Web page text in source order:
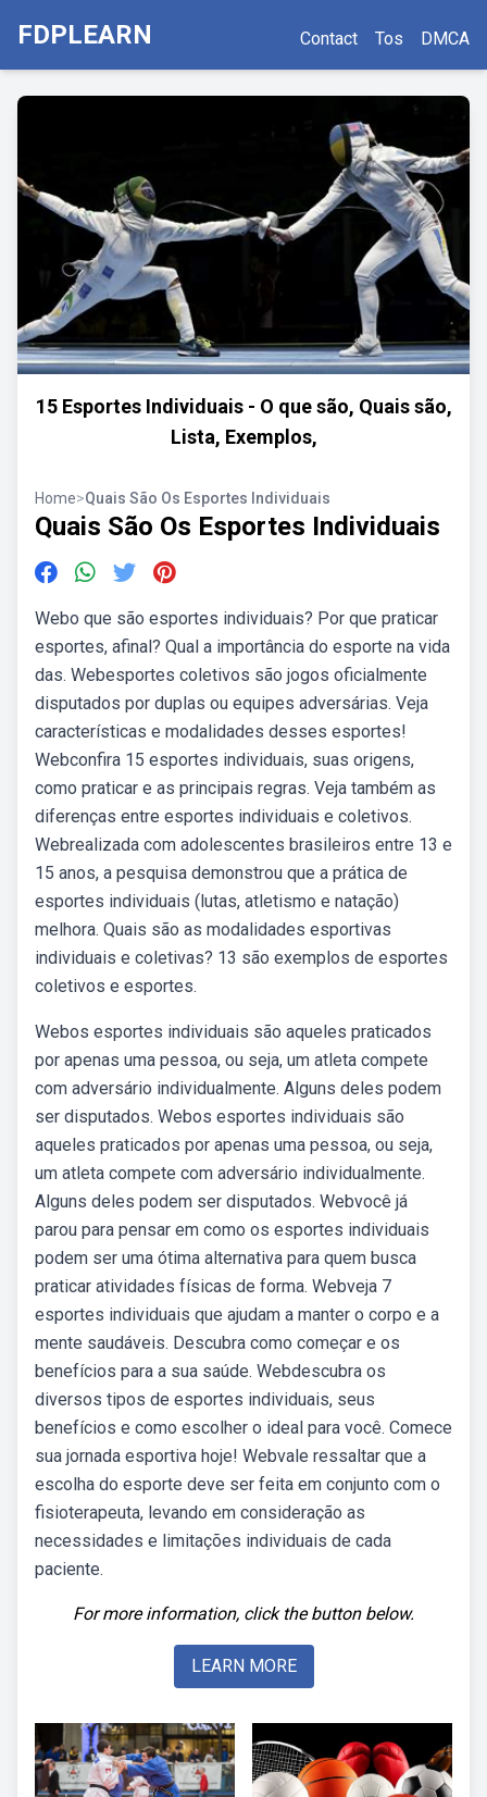
FDPLEARN Contact Tos DMCA
15 Esportes Individuais - O que são, Quais são,
Lista, Exemplos,
Home>Quais São Os Esportes Individuais
Quais São Os Esportes Individuais
Webo que são esportes individuais? Por que praticar
esportes, afinal? Qual a importância do esporte na vida
das. Webesportes coletivos são jogos oficialmente
disputados por duplas ou equipes adversárias. Veja
características e modalidades desses esportes!
Webconfira 15 esportes individuais, suas origens,
como praticar e as principais regras. Veja também as
diferenças entre esportes individuais e coletivos.
Webrealizada com adolescentes brasileiros entre 13 e
15 anos, a pesquisa demonstrou que a prática de
esportes individuais (lutas, atletismo e natação)
melhora. Quais são as modalidades esportivas
individuais e coletivas? 13 são exemplos de esportes
coletivos e esportes.
Webos esportes individuais são aqueles praticados
por apenas uma pessoa, ou seja, um atleta compete
com adversário individualmente. Alguns deles podem
ser disputados. Webos esportes individuais são
aqueles praticados por apenas uma pessoa, ou seja,
um atleta compete com adversário individualmente.
Alguns deles podem ser disputados. Webvocê já
parou para pensar em como os esportes individuais
podem ser uma ótima alternativa para quem busca
praticar atividades físicas de forma. Webveja 7
esportes individuais que ajudam a manter o corpo e a
mente saudáveis. Descubra como começar e os
benefícios para a sua saúde. Webdescubra os
diversos tipos de esportes individuais, seus
benefícios e como escolher o ideal para você. Comece
sua jornada esportiva hoje! Webvale ressaltar que a
escolha do esporte deve ser feita em conjunto com o
fisioterapeuta, levando em consideração as
necessidades e limitações individuais de cada
paciente.
For more information, click the button below.
LEARN MORE